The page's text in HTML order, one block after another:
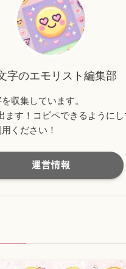
字のエモリスト編集部
収集しています。
ます！コピペできるように
ください！
運営情報